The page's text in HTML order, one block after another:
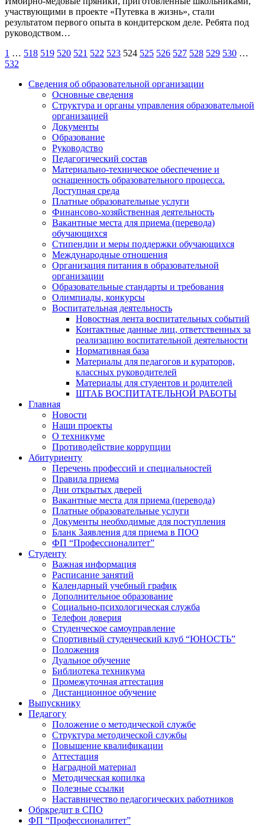
участвующими в проекте «Путевка в жизнь», стали
результатом первого опыта в кондитерском деле. Ребята под
руководством…
Пагинация
записей
1 … 518 519 520 521 522 523 524 525 526 527 528 529 530 …
532
Сведения об образовательной организации
Основные сведения
Структура и органы управления образовательной
организацией
Документы
Образование
Руководство
Педагогический состав
Материально-техническое обеспечение и
оснащенность образовательного процесса.
Доступная среда
Платные образовательные услуги
Финансово-хозяйственная деятельность
Вакантные места для приема (перевода)
обучающихся
Стипендии и меры поддержки обучающихся
Международные отношения
Организация питания в образовательной
организации
Образовательные стандарты и требования
Олимпиады, конкурсы
Воспитательная деятельность
Новостная лента воспитательных событий
Контактные данные лиц, ответственных за
реализацию воспитательной деятельности
Нормативная база
Материалы для педагогов и кураторов,
классных руководителей
Материалы для студентов и родителей
ШТАБ ВОСПИТАТЕЛЬНОЙ РАБОТЫ
Главная
Новости
Наши проекты
О техникуме
Противодействие коррупции
Абитуриенту
Перечень профессий и специальностей
Правила приема
Дни открытых дверей
Вакантные места для приема (перевода)
Платные образовательные услуги
Документы необходимые для поступления
Бланк Заявления для приема в ПОО
ФП “Профессионалитет”
Студенту
Важная информация
Расписание занятий
Календарный учебный график
Дополнительное образование
Социально-психологическая служба
Телефон доверия
Студенческое самоуправление
Спортивный студенческий клуб “ЮНОСТЬ”
Положения
Дуальное обучение
Библиотека техникума
Промежуточная аттестация
Дистанционное обучение
Выпускнику
Педагогу
Положение о методической службе
Структура методической службы
Повышение квалификации
Аттестация
Наградной материал
Методическая копилка
Полезные ссылки
Наставничество педагогических работников
Обркредит в СПО
ФП “Профессионалитет”